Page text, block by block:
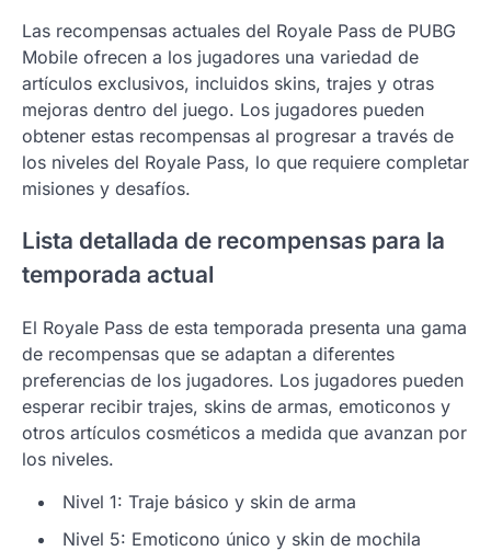
Las recompensas actuales del Royale Pass de PUBG
Mobile ofrecen a los jugadores una variedad de
artículos exclusivos, incluidos skins, trajes y otras
mejoras dentro del juego. Los jugadores pueden
obtener estas recompensas al progresar a través de
los niveles del Royale Pass, lo que requiere completar
misiones y desafíos.
Lista detallada de recompensas para la
temporada actual
El Royale Pass de esta temporada presenta una gama
de recompensas que se adaptan a diferentes
preferencias de los jugadores. Los jugadores pueden
esperar recibir trajes, skins de armas, emoticonos y
otros artículos cosméticos a medida que avanzan por
los niveles.
Nivel 1: Traje básico y skin de arma
Nivel 5: Emoticono único y skin de mochila